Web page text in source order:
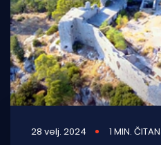
28 velj. 2024 1 MIN.